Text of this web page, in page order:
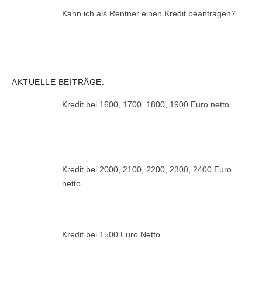
Kann ich als Rentner einen Kredit beantragen?
AKTUELLE BEITRÄGE:
Kredit bei 1600, 1700, 1800, 1900 Euro netto
Kredit bei 2000, 2100, 2200, 2300, 2400 Euro
netto
Kredit bei 1500 Euro Netto